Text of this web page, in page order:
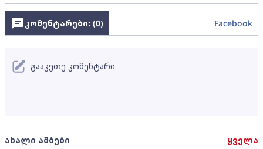
ახალი ამბები ყველა
კომენტარები: (0) Facebook
გააკეთე კომენტარი